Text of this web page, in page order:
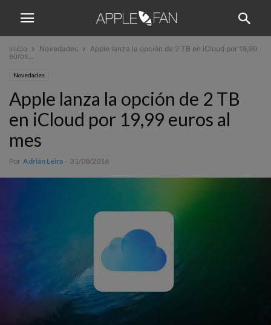
Inicio Novedades
Apple lanza la opción de 2 TB en iCloud por 19,99
euros...
Novedades
Apple lanza la opción de 2 TB
en iCloud por 19,99 euros al
mes
Por Adrián Leira - 31/08/2016